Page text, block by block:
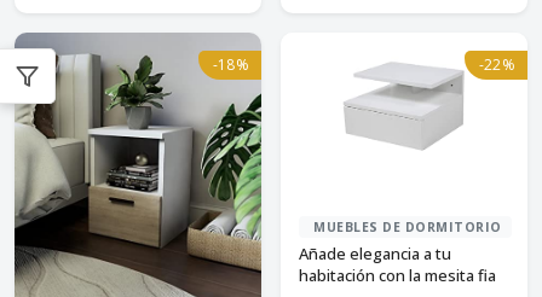
-18% -22%
MUEBLES DE DORMITORIO
Añade elegancia a tu
habitación con la mesita fia